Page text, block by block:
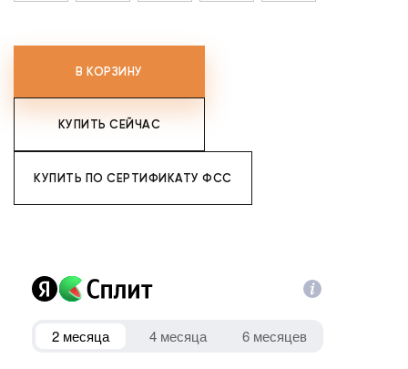
В КОРЗИНУ
КУПИТЬ СЕЙЧАС
КУПИТЬ ПО СЕРТИФИКАТУ ФСС